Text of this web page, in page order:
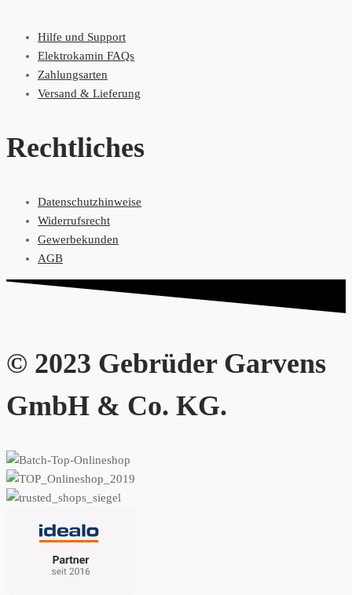
Hilfe und Support
Elektrokamin FAQs
Zahlungsarten
Versand & Lieferung
Rechtliches
Datenschutzhinweise
Widerrufsrecht
Gewerbekunden
AGB
© 2023 Gebrüder Garvens
GmbH & Co. KG.